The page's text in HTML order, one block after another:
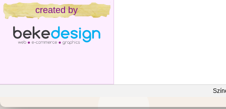
created by